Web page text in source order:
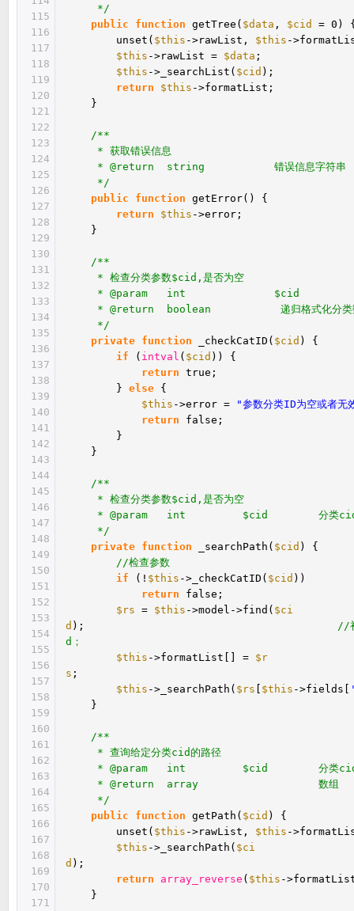
115
116
117
118
119
120
121
122
123
124
125
126
127
128
129
130
131
132
133
134
135
136
137
138
139
140
141
142
143
144
145
146
147
148
149
150
151
152
153
154
155
156
157
158
159
160
161
162
163
164
165
166
167
168
169
170
171
*/
public
function getTree( $data , $cid
= 0)
unset( $this ->rawList, $this -
$this ->rawList = $data ;
$this ->_searchList( $cid );
return
$this ->formatList;
}
/**
* 获取错误信息
* @return string 错误信息字符串
*/
public
function getError() {
return
$this ->error;
}
/**
* 检查分类参数$cid,是否为空
* @param int $cid 起
* @return boolean 递归格式化分类
*/
private function _checkCatID( $cid ) {
if
( intval ( $cid )) {
return true;
} else {
$this ->error =
"参数分类ID为空或者无
return
false;
}
}
/**
* 检查分类参数$cid,是否为空
* @param int $cid 分类
*/
private function _searchPath( $cid ) {
//检查参数
if
(! $this ->_checkCatID( $cid ))
return
false;
$rs = $this ->model->find( $ci
d );
//
d；
$this ->formatList[] = $r
s
$this ->_searchPath( $rs [ $this ->fields[
}
/**
* 查询给定分类cid的路径
* @param int $cid 分类
* @return array 数组
*/
public
function getPath( $cid ) {
unset( $this ->rawList, $this -
$this ->_searchPath( $ci
d
return
array_reverse ( $this -
}